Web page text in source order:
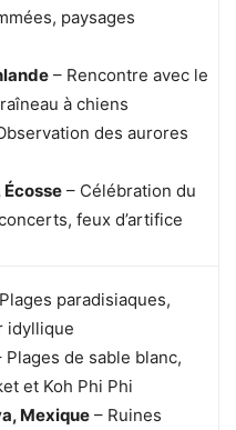
paysages
– Rencontre avec le
à chiens
des aurores
– Célébration du
feux d’artifice
paradisiaques,
idyllique
Plages de sable blanc,
et Koh Phi Phi
Mexique – Ruines